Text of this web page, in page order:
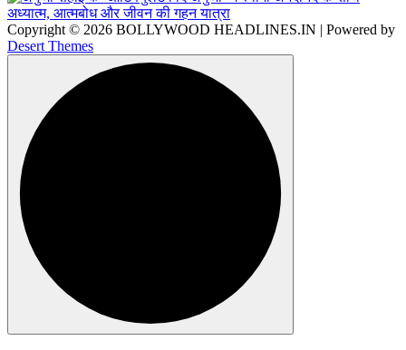
Copyright © 2026 BOLLYWOOD HEADLINES.IN | Powered by
Desert Themes